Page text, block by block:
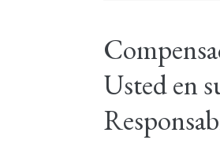
Usted en